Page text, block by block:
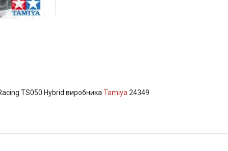
TS050 Hybrid виробникаTamiya24349